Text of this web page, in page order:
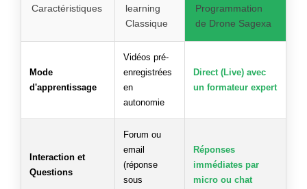
Caractéristiques
learning
Classique
Programmation
de Drone Sagexa
Mode
d'apprentissage
Vidéos pré-
enregistrées
en
autonomie
Direct (Live) avec
un formateur expert
Interaction et
Questions
Forum ou
email
(réponse
sous
Réponses
immédiates par
micro ou chat